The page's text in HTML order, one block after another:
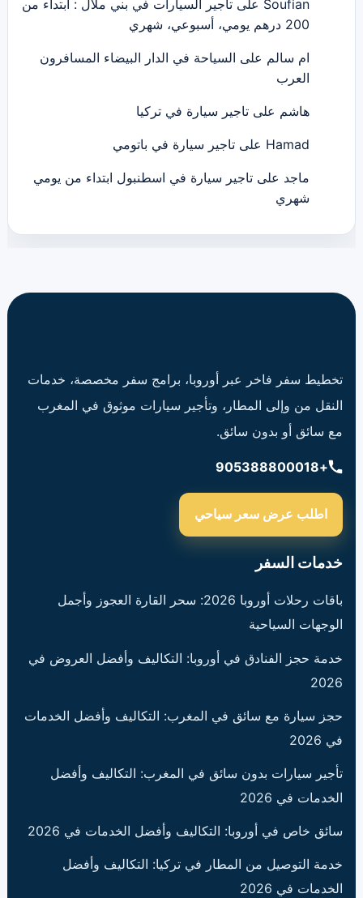
Soufian على تاجير السيارات في بني ملال : ابتداء من
200 درهم يومي، أسبوعي، شهري
ام سالم على السياحة في الدار البيضاء المسافرون
العرب
هاشم على تاجير سيارة في تركيا
Hamad على تاجير سيارة في باتومي
ماجد على تاجير سيارة في اسطنبول ابتداء من يومي
شهري
تخطيط سفر فاخر عبر أوروبا، برامج سفر مخصصة، خدمات
النقل من وإلى المطار، وتأجير سيارات موثوق في المغرب
مع سائق أو بدون سائق.
+905388800018
اطلب عرض سعر سياحي
خدمات السفر
باقات رحلات أوروبا 2026: سحر القارة العجوز وأجمل
الوجهات السياحية
خدمة حجز الفنادق في أوروبا: التكاليف وأفضل العروض في
2026
حجز سيارة مع سائق في المغرب: التكاليف وأفضل الخدمات
في 2026
تأجير سيارات بدون سائق في المغرب: التكاليف وأفضل
الخدمات في 2026
سائق خاص في أوروبا: التكاليف وأفضل الخدمات في 2026
خدمة التوصيل من المطار في تركيا: التكاليف وأفضل
الخدمات في 2026